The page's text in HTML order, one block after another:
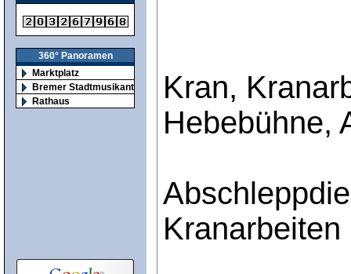
360° Panoramen
Marktplatz
Bremer Stadtmusikanten
Rathaus
Kran,
Hebebühne,
Kranarbeiten